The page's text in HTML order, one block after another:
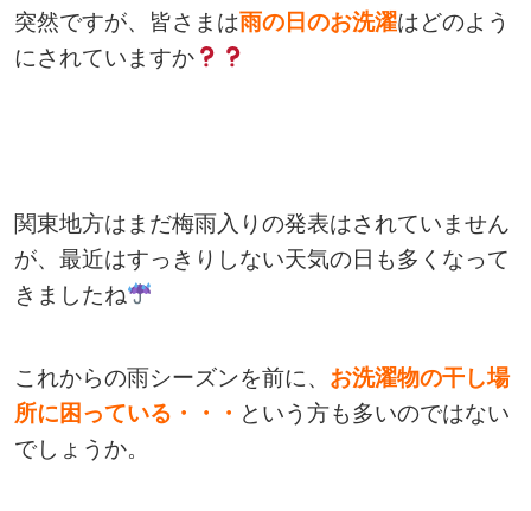
突然ですが、皆さまは雨の日のお洗濯はどのよう
にされていますか
関東地方はまだ梅雨入りの発表はされていません
が、最近はすっきりしない天気の日も多くなって
きましたね
これからの雨シーズンを前に、 お洗濯物の干し場
所に困っている・・・ という方も多いのではない
でしょうか。